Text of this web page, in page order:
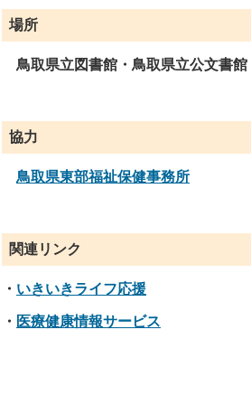
場所
鳥取県立図書館・鳥取県立公文書
協力
鳥取県東部福祉保健事務所
関連リンク
・ いきいきライフ応援
・ 医療健康情報サービス